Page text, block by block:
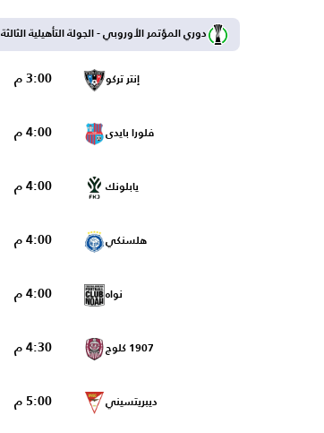
دوري المؤتمر الأوروبي - الجولة التأهيلية الثالثة
إنتر تركو 3:00 م
فلورا بايدى 4:00 م
يابلونك 4:00 م
هلسنكي 4:00 م
نواه 4:00 م
1907 كلوج 4:30 م
ديبريتسيني 5:00 م